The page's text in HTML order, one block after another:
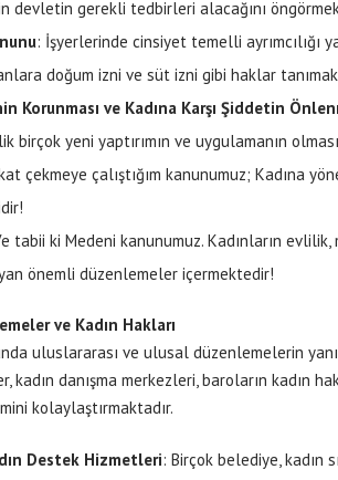
devletin gerekli tedbirleri alacağını
: İşyerlerinde cinsiyet temelli ayrımcılığı
doğum izni ve süt izni gibi haklar
Korunması ve Kadına Karşı Şiddetin
birçok yeni yaptırımın ve uygulamanın
çekmeye çalıştığım kanunumuz; Kadına
tabii ki Medeni kanunumuz. Kadınların
önemli düzenlemeler içermektedir!
ve Kadın Hakları
uluslararası ve ulusal düzenlemelerin
kadın danışma merkezleri, baroların kadın
kolaylaştırmaktadır.
Destek Hizmetleri: Birçok belediye, kadın